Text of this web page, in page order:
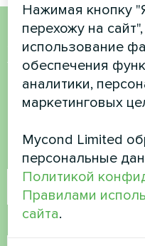
Хотите
есть
Имя
Нажимая кнопку
перехожу на
использование
обеспечения
аналитики,
маркетинговых
Mycond Limited
персональные
Политикой
Правилами
сайта.